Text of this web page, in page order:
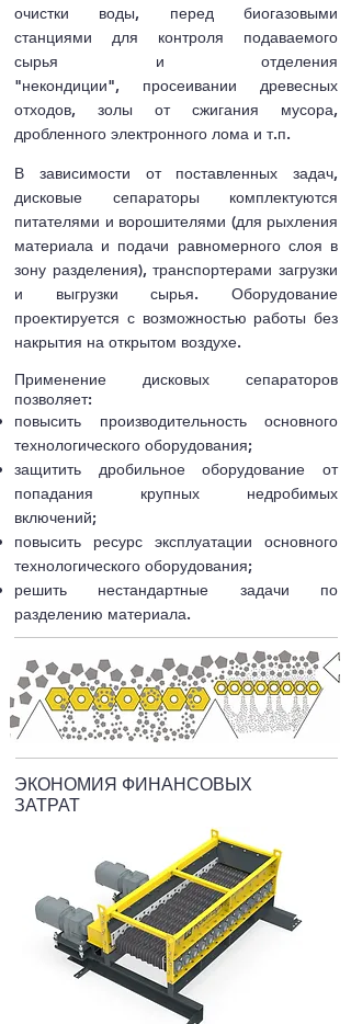
очистки воды, перед биогазовыми
станциями для контроля подаваемого
сырья и отделения
"некондиции", просеивании древесных
отходов, золы от сжигания мусора,
дробленного электронного лома и т.п.
В зависимости от поставленных задач,
дисковые сепараторы комплектуются
питателями и ворошителями (для рыхления
материала и подачи равномерного слоя в
зону разделения), транспортерами загрузки
и выгрузки сырья. Оборудование
проектируется с возможностью работы без
накрытия на открытом воздухе.
Применение дисковых сепараторов
позволяет:
повысить производительность основного
технологического оборудования;
защитить дробильное оборудование от
попадания крупных недробимых
включений;
повысить ресурс эксплуатации основного
технологического оборудования;
решить нестандартные задачи по
разделению материала.
ЭКОНОМИЯ ФИНАНСОВЫХ
ЗАТРАТ